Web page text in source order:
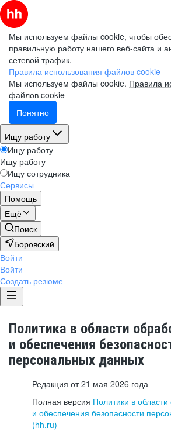
Мы используем файлы cookie, чтобы
правильную работу нашего веб-сайта и
сетевой трафик.
Правила использования файлов cookie
Мы используем файлы cookie. Правила
файлов cookie
Понятно
Ищу работу
Ищу работу
Ищу работу
Ищу сотрудника
Сервисы
Помощь
Ещё
Поиск
Боровский
Войти
Войти
Создать резюме
Политика в области
и обеспечения
персональных данных
Редакция от 21 мая 2026 года
Полная версия Политики в области
и обеспечения безопасности
(hh.ru)